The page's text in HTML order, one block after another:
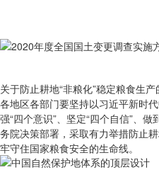
关于防止耕地“非粮化”稳定粮食生
各地区各部门要坚持以习近平新时
强“四个意识”、坚定“四个自信”、
务院决策部署，采取有力举措防止
牢守住国家粮食安全的生命线。